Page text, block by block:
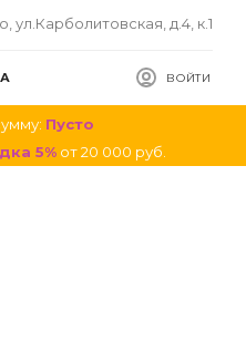
ул.Карболитовская, д.4, к.1
ВОЙТИ
Пусто
5% от20 000 руб.